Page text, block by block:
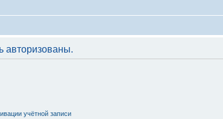
авторизованы.
учётной записи